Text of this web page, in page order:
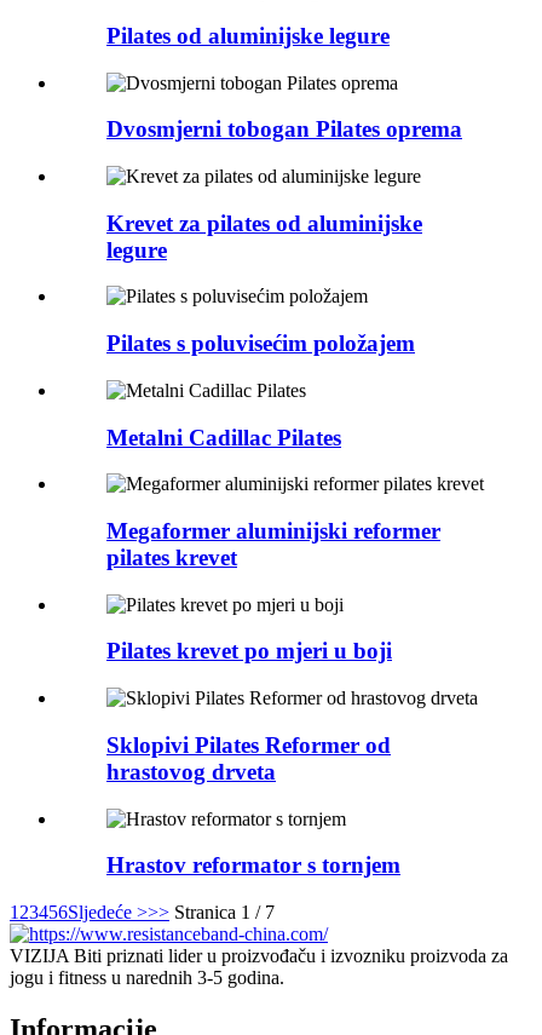
Pilates od aluminijske legure
Dvosmjerni tobogan Pilates oprema
Krevet za pilates od aluminijske
legure
Pilates s poluvisećim položajem
Metalni Cadillac Pilates
Megaformer aluminijski reformer
pilates krevet
Pilates krevet po mjeri u boji
Sklopivi Pilates Reformer od
hrastovog drveta
Hrastov reformator s tornjem
1 23456Sljedeće >>> Stranica 1 / 7
VIZIJA Biti priznati lider u proizvođaču i izvozniku proizvoda za
jogu i fitness u narednih 3-5 godina.